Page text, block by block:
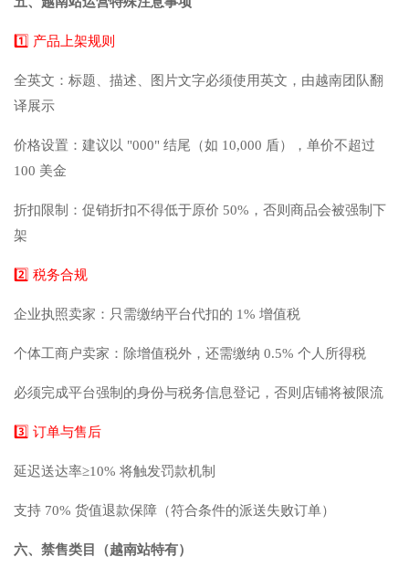
1️⃣ 产品上架规则
全英文：标题、描述、图片文字必须使用英文，由越南团队翻
译展示
价格设置：建议以 "000" 结尾（如 10,000 盾），单价不超过
100 美金
折扣限制：促销折扣不得低于原价 50%，否则商品会被强制下
架
2️⃣ 税务合规
企业执照卖家：只需缴纳平台代扣的 1% 增值税
个体工商户卖家：除增值税外，还需缴纳 0.5% 个人所得税
必须完成平台强制的身份与税务信息登记，否则店铺将被限流
3️⃣ 订单与售后
延迟送达率≥10% 将触发罚款机制
支持 70% 货值退款保障（符合条件的派送失败订单）
六、禁售类目（越南站特有）